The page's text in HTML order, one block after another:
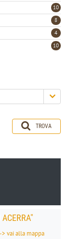
10
8
4
10
TROVA
vai alla mappa